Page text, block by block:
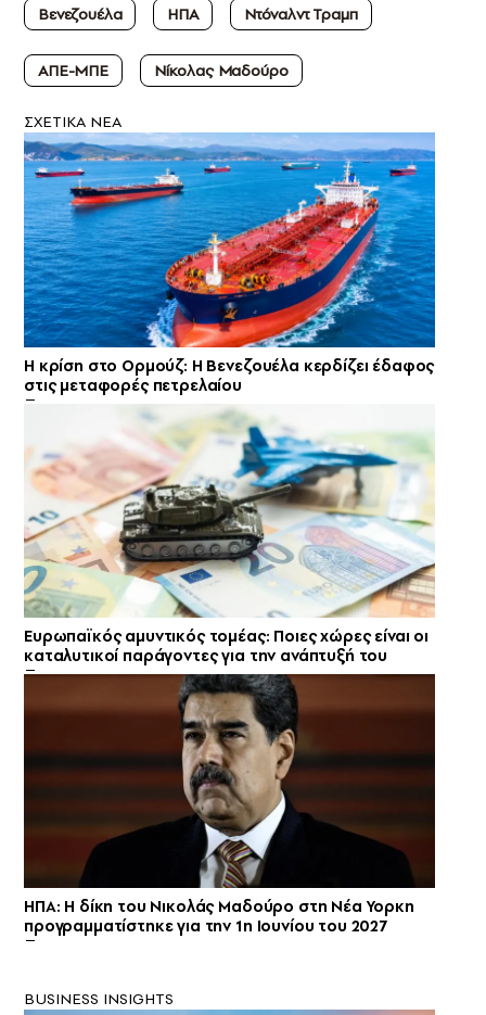
Βενεζουέλα
ΗΠΑ Ντόναλντ Τραμπ
ΑΠΕ-ΜΠΕ Νίκολας Μαδούρο
ΣXETIKA NEA
Η κρίση στο Ορμούζ: Η Βενεζουέλα κερδίζει έδαφος
στις μεταφορές πετρελαίου
Ευρωπαϊκός αμυντικός τομέας: Ποιες χώρες είναι oι
καταλυτικοί παράγοντες για την ανάπτυξή του
ΗΠΑ: Η δίκη του Νικολάς Μαδούρο στη Νέα Υορκη
προγραμματίστηκε για την 1η Ιουνίου του 2027
BUSINESS INSIGHTS